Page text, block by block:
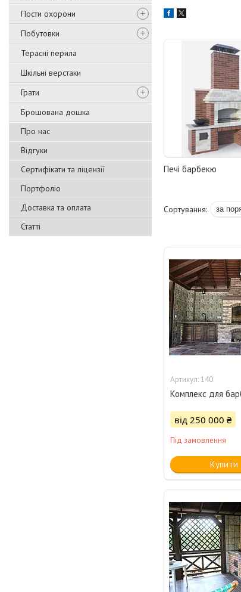
Пости охорони
Побутовки
Терасні перила
Шкільні верстаки
Грати
Брошована дошка
Про нас
Відгуки
Сертифікати та ліцензії
Портфоліо
Доставка та оплата
Статті
Печі барбекю
140
Комплекс для
від 250 000 ₴
Під замовлення
Купити